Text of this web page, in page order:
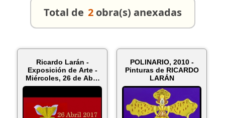
Total de 2 obra(s) anexadas
Ricardo Larán -
Exposición de Arte -
Miércoles, 26 de Abril
de 20...
POLINARIO, 2010 -
Pinturas de RICARDO
LARÁN